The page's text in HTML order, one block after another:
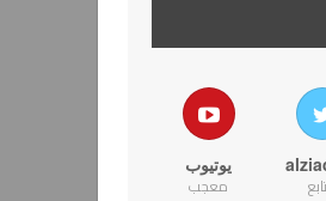
يوتيوب
معجب